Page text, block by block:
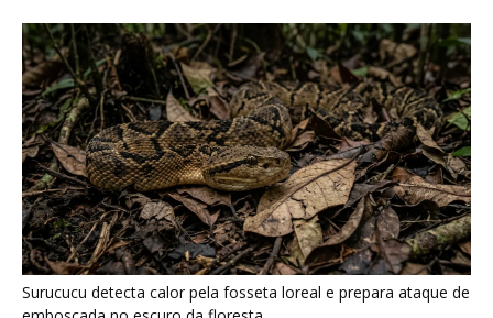
Surucucu detecta calor pela fosseta loreal e prepara ataque de